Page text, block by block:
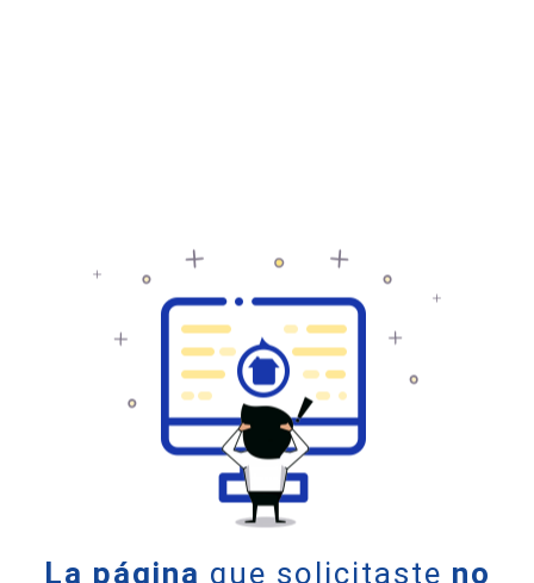
La página que solicitaste no